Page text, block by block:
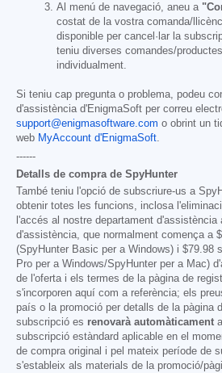
Al menú de navegació, aneu a
costat de la vostra comanda/
disponible per cancel·lar la
teniu diverses comandes/
individualment.
Si teniu cap pregunta o problema, podeu
d'assistència d'EnigmaSoft per correu
support@enigmasoftware.com o obrint un
web MyAccount d'EnigmaSoft.
------
Detalls de compra de SpyHunter
També teniu l'opció de subscriure-us a
obtenir totes les funcions, inclosa
l'accés al nostre departament
d'assistència, que normalment comença a
(SpyHunter Basic per a Windows) i $79.98
Pro per a Windows/SpyHunter per a Mac)
de l'oferta i els termes de la pàgina de
s'incorporen aquí com a referència; els
país o la promoció per detalls de la pàgina
subscripció es renovarà automàticament
subscripció estàndard aplicable en el
de compra original i pel mateix període de
s'estableix als materials de la promoció/